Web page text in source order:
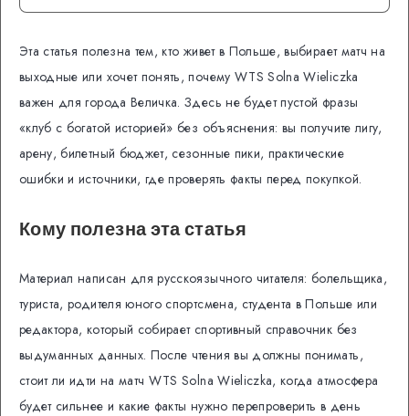
Эта статья полезна тем, кто живет в Польше, выбирает матч на
выходные или хочет понять, почему WTS Solna Wieliczka
важен для города Величка. Здесь не будет пустой фразы
«клуб с богатой историей» без объяснения: вы получите лигу,
арену, билетный бюджет, сезонные пики, практические
ошибки и источники, где проверять факты перед покупкой.
Кому полезна эта статья
Материал написан для русскоязычного читателя: болельщика,
туриста, родителя юного спортсмена, студента в Польше или
редактора, который собирает спортивный справочник без
выдуманных данных. После чтения вы должны понимать,
стоит ли идти на матч WTS Solna Wieliczka, когда атмосфера
будет сильнее и какие факты нужно перепроверить в день